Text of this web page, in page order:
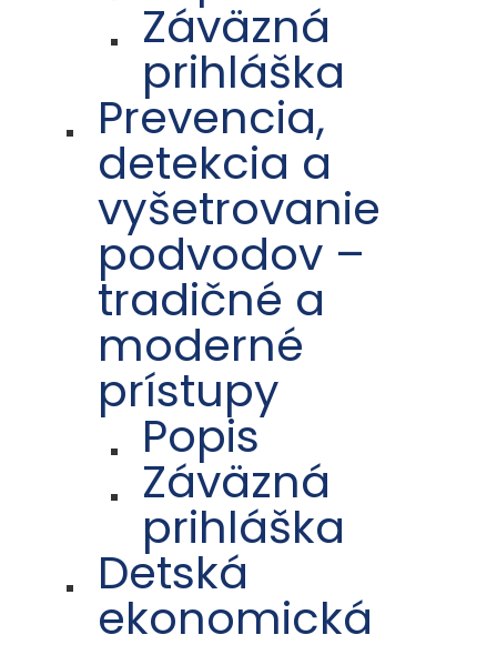
Záväzná
prihláška
Prevencia,
detekcia a
vyšetrovanie
podvodov –
tradičné a
moderné
prístupy
Popis
Záväzná
prihláška
Detská
ekonomická